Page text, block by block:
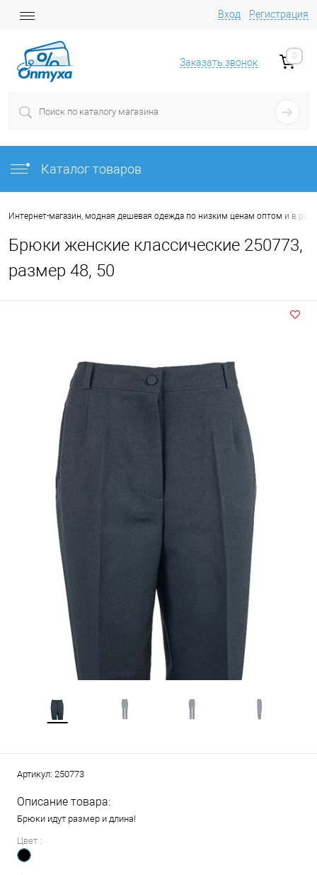
Вход Регистрация
Заказать звонок
0
Каталог товаров
Интернет-магазин, модная дешевая одежда по низким ценам оптом и в
Брюки женские классические 250773,
размер 48, 50
Артикул: 250773
Описание товара:
Брюки идут размер и длина!
Цвет :